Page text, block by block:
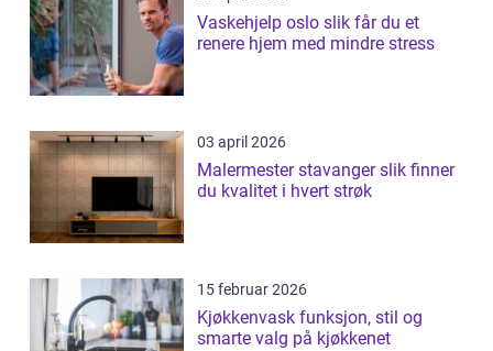
Vaskehjelp oslo slik får du et
renere hjem med mindre stress
03 april 2026
Malermester stavanger slik finner
du kvalitet i hvert strøk
15 februar 2026
Kjøkkenvask funksjon, stil og
smarte valg på kjøkkenet